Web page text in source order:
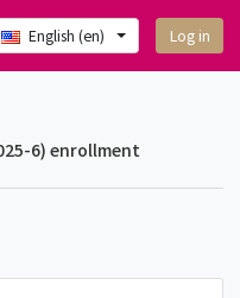
English ‎(en)‎ Log in
6) enrollment